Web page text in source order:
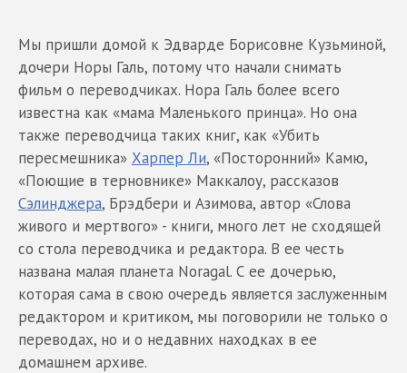
Мы пришли домой к Эдварде Борисовне Кузьминой,
дочери Норы Галь, потому что начали снимать
фильм о переводчиках. Нора Галь более всего
известна как «мама Маленького принца». Но она
также переводчица таких книг, как «Убить
пересмешника» Харпер Ли, «Посторонний» Камю,
«Поющие в терновнике» Маккалоу, рассказов
Сэлинджера, Брэдбери и Азимова, автор «Слова
живого и мертвого» - книги, много лет не сходящей
со стола переводчика и редактора. В ее честь
названа малая планета Noragal. С ее дочерью,
которая сама в свою очередь является заслуженным
редактором и критиком, мы поговорили не только о
переводах, но и о недавних находках в ее
домашнем архиве.